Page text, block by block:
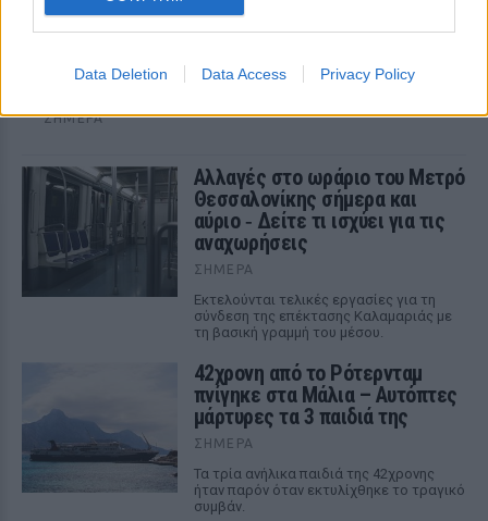
Data Deletion Data Access Privacy Policy
Voucher ΕΣΠΑ 2026: Αυτές είναι οι κρίσιμες
ημερομηνίες που δεν πρέπει να χάσετε
Οι ενδιαφερόμενοι γονείς θα έχουν στη διάθεσή τους μόλις
τρεις ημέρες, από τις 11 έως τις 13 Αυγούστου, για να
ΣΉΜΕΡΑ
Αλλαγές στο ωράριο του Μετρό
Θεσσαλονίκης σήμερα και
αύριο ‑ Δείτε τι ισχύει για τις
αναχωρήσεις
ΣΉΜΕΡΑ
Εκτελούνται τελικές εργασίες για τη
σύνδεση της επέκτασης Καλαμαριάς με
τη βασική γραμμή του μέσου.
42χρονη από το Ρότερνταμ
πνίγηκε στα Μάλια – Αυτόπτες
μάρτυρες τα 3 παιδιά της
ΣΉΜΕΡΑ
Τα τρία ανήλικα παιδιά της 42χρονης
ήταν παρόν όταν εκτυλίχθηκε το τραγικό
συμβάν.